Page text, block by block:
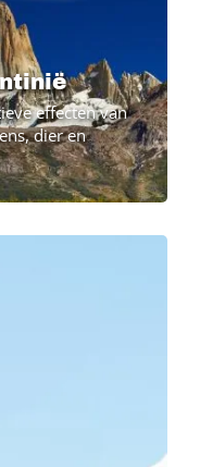
effecten van
dier en